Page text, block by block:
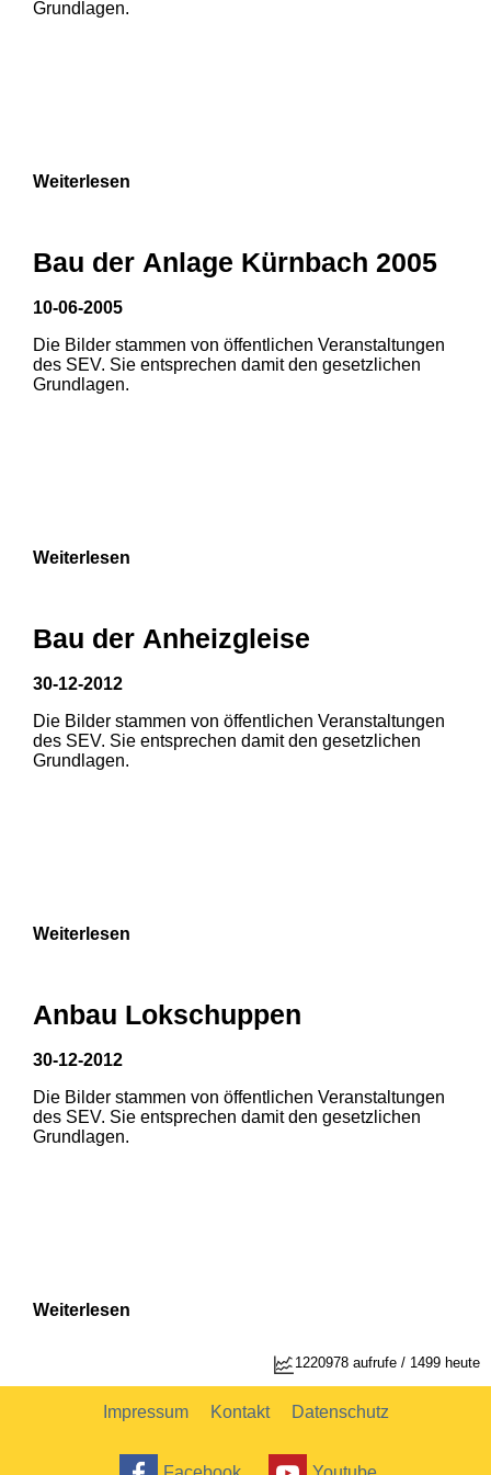
1 2
1 2
1 2
Grundlagen.
Weiterlesen
Bau der Anlage Kürnbach 2005
10-06-2005
Die Bilder stammen von öffentlichen Veranstaltungen
des SEV. Sie entsprechen damit den gesetzlichen
Grundlagen.
Weiterlesen
Bau der Anheizgleise
30-12-2012
Die Bilder stammen von öffentlichen Veranstaltungen
des SEV. Sie entsprechen damit den gesetzlichen
Grundlagen.
Weiterlesen
Anbau Lokschuppen
30-12-2012
Die Bilder stammen von öffentlichen Veranstaltungen
des SEV. Sie entsprechen damit den gesetzlichen
Grundlagen.
Weiterlesen
1220978 aufrufe / 1499 heute
Impressum Kontakt Datenschutz